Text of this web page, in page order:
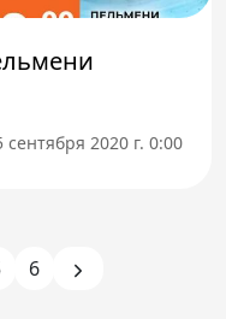
сентября 2020 г. 0:00
6